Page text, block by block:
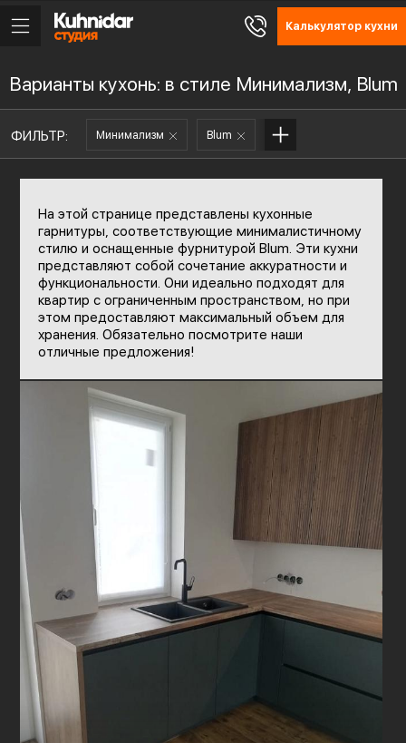
Калькулятор кухни
Варианты кухонь: в стиле Минимализм, Blum
ФИЛЬТР: Минимализм Blum
На этой странице представлены кухонные
гарнитуры, соответствующие минималистичному
стилю и оснащенные фурнитурой Blum. Эти кухни
представляют собой сочетание аккуратности и
функциональности. Они идеально подходят для
квартир с ограниченным пространством, но при
этом предоставляют максимальный объем для
хранения. Обязательно посмотрите наши
отличные предложения!